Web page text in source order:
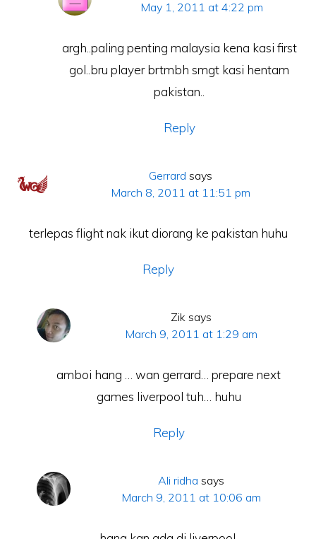
May 1, 2011 at 4:22 pm
argh..paling penting malaysia kena kasi first
gol..bru player brtmbh smgt kasi hentam
pakistan..
Reply
Gerrard says
March 8, 2011 at 11:51 pm
terlepas flight nak ikut diorang ke pakistan huhu
Reply
Zik says
March 9, 2011 at 1:29 am
amboi hang … wan gerrard… prepare next
games liverpool tuh… huhu
Reply
Ali ridha says
March 9, 2011 at 10:06 am